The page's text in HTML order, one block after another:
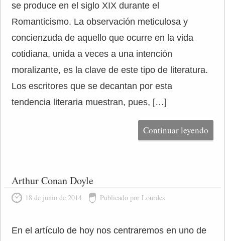
se produce en el siglo XIX durante el
Romanticismo. La observación meticulosa y
concienzuda de aquello que ocurre en la vida
cotidiana, unida a veces a una intención
moralizante, es la clave de este tipo de literatura.
Los escritores que se decantan por esta
tendencia literaria muestran, pues, […]
Continuar leyendo
Arthur Conan Doyle
18 de junio de 2014 Publicado por Lourdes
En el artículo de hoy nos centraremos en uno de